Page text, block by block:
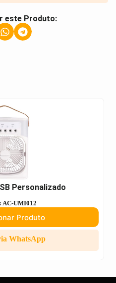
este Produto:
Personalizado
AC-UMI012
Produto
WhatsApp